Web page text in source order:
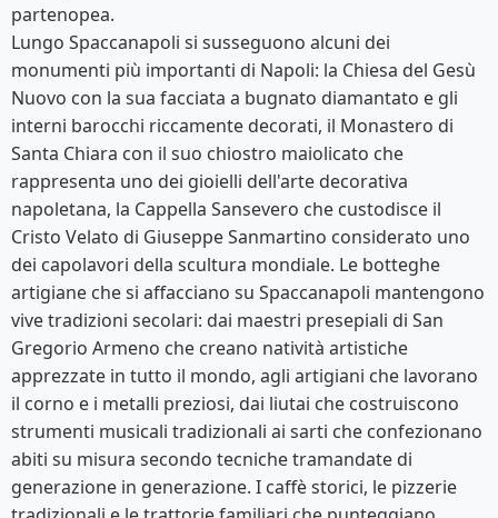
partenopea.
Lungo Spaccanapoli si susseguono alcuni dei
monumenti più importanti di Napoli: la Chiesa del Gesù
Nuovo con la sua facciata a bugnato diamantato e gli
interni barocchi riccamente decorati, il Monastero di
Santa Chiara con il suo chiostro maiolicato che
rappresenta uno dei gioielli dell'arte decorativa
napoletana, la Cappella Sansevero che custodisce il
Cristo Velato di Giuseppe Sanmartino considerato uno
dei capolavori della scultura mondiale. Le botteghe
artigiane che si affacciano su Spaccanapoli mantengono
vive tradizioni secolari: dai maestri presepiali di San
Gregorio Armeno che creano natività artistiche
apprezzate in tutto il mondo, agli artigiani che lavorano
il corno e i metalli preziosi, dai liutai che costruiscono
strumenti musicali tradizionali ai sarti che confezionano
abiti su misura secondo tecniche tramandate di
generazione in generazione. I caffè storici, le pizzerie